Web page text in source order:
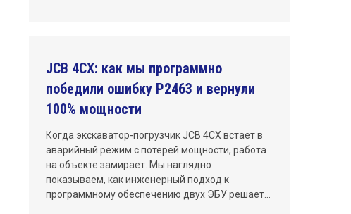
Санкт-Петербург
Саратов
Уфа
Хабаровск
JCB 4CX: как мы программно
победили ошибку P2463 и вернули
100% мощности
Когда экскаватор-погрузчик JCB 4CX встает в
аварийный режим с потерей мощности, работа
на объекте замирает. Мы наглядно
показываем, как инженерный подход к
программному обеспечению двух ЭБУ решает…